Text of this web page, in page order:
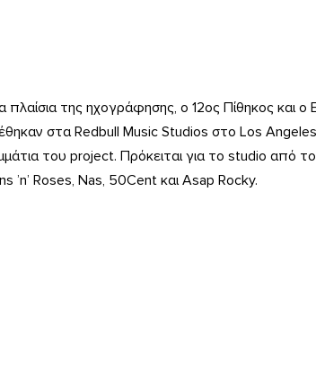
πλαίσια της ηχογράφησης, ο 12ος Πίθηκος και
στα Redbull Music Studios στο Los
του project. Πρόκειται για το studio από
’n’ Roses, Nas, 50Cent και Asap Rocky.